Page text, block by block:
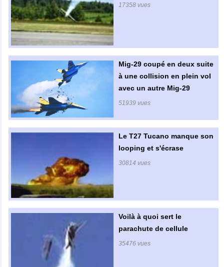
17358 vues
Mig-29 coupé en deux suite
à une collision en plein vol
avec un autre Mig-29
51939 vues
Le T27 Tucano manque son
looping et s'écrase
30814 vues
Voilà à quoi sert le
parachute de cellule
35476 vues